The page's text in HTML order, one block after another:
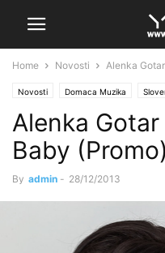
Home Novosti Alenka
Novosti Domaca Muzika
Alenka
Baby (Promo)
By admin - 28/12/2013